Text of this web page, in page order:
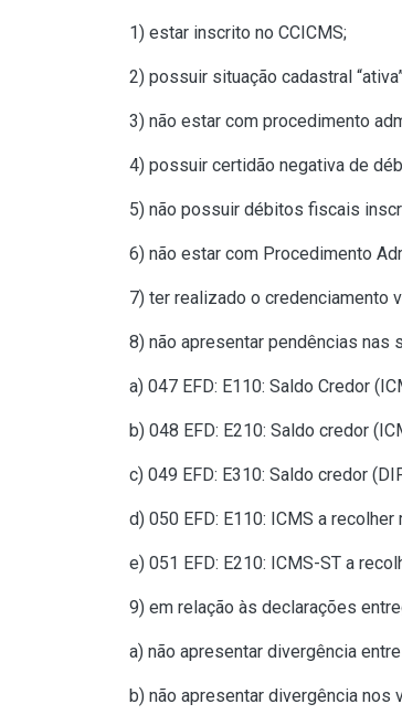
1) estar inscrito no CCICMS;
2) possuir situação cadastral
3) não estar com procedimento
4) possuir certidão negativa de
5) não possuir débitos fiscais
6) não estar com Procedimento
7) ter realizado o credenciamento
8) não apresentar pendências nas
a) 047 EFD: E110: Saldo Credor
b) 048 EFD: E210: Saldo credor
c) 049 EFD: E310: Saldo credor
d) 050 EFD: E110: ICMS a recolher
e) 051 EFD: E210: ICMS-ST a
9) em relação às declarações
a) não apresentar divergência
b) não apresentar divergência nos